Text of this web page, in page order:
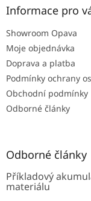
Informace pro
Showroom Opava
Moje objednávka
Doprava a platba
Podmínky ochrany
Obchodní podmínky
Odborné články
Odborné články
Příkladový
materiálu